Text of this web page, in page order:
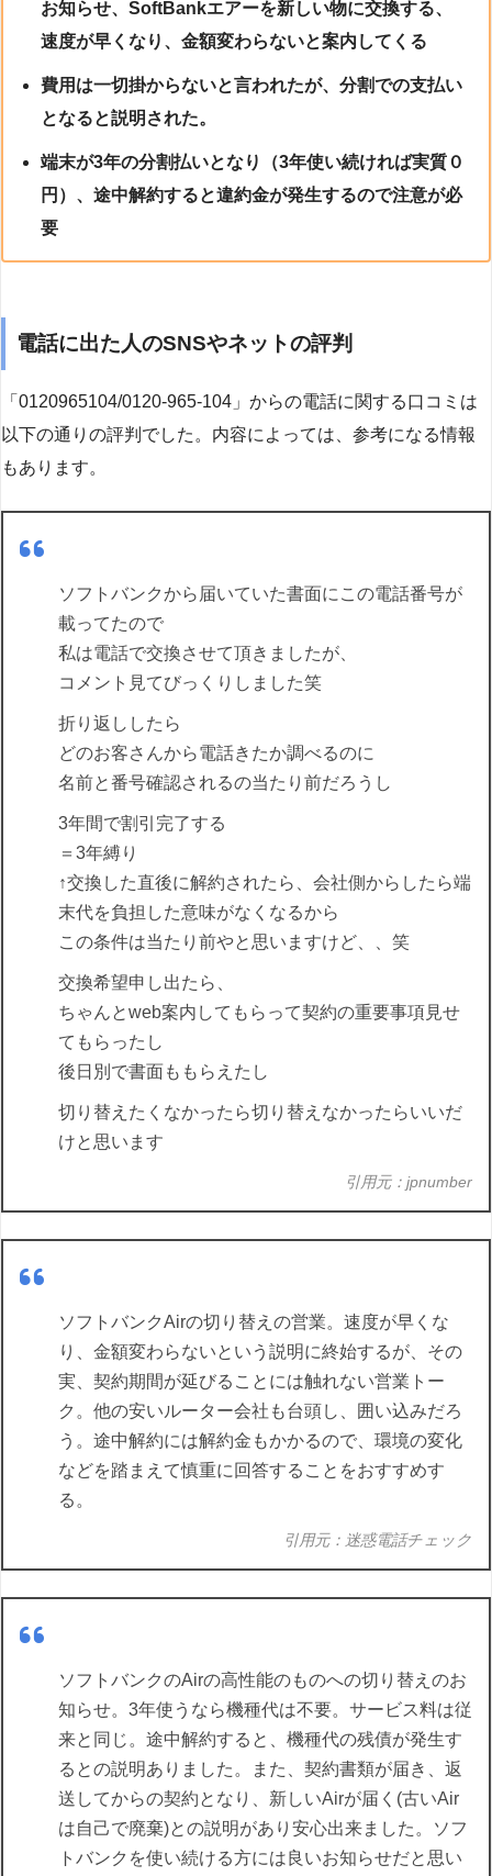
お知らせ、SoftBankエアーを新しい物に交換する、
速度が早くなり、金額変わらないと案内してくる
費用は一切掛からないと言われたが、分割での支払い
となると説明された。
端末が3年の分割払いとなり（3年使い続ければ実質０
円）、途中解約すると違約金が発生するので注意が必
要
電話に出た人のSNSやネットの評判
「0120965104/0120-965-104」からの電話に関する口コミは
以下の通りの評判でした。内容によっては、参考になる情報
もあります。
ソフトバンクから届いていた書面にこの電話番号が
載ってたので
私は電話で交換させて頂きましたが、
コメント見てびっくりしました笑
折り返ししたら
どのお客さんから電話きたか調べるのに
名前と番号確認されるの当たり前だろうし
3年間で割引完了する
＝3年縛り
↑交換した直後に解約されたら、会社側からしたら端
末代を負担した意味がなくなるから
この条件は当たり前やと思いますけど、、笑
交換希望申し出たら、
ちゃんとweb案内してもらって契約の重要事項見せ
てもらったし
後日別で書面ももらえたし
切り替えたくなかったら切り替えなかったらいいだ
けと思います
引用元：jpnumber
ソフトバンクAirの切り替えの営業。速度が早くな
り、金額変わらないという説明に終始するが、その
実、契約期間が延びることには触れない営業トー
ク。他の安いルーター会社も台頭し、囲い込みだろ
う。途中解約には解約金もかかるので、環境の変化
などを踏まえて慎重に回答することをおすすめす
る。
引用元：迷惑電話チェック
ソフトバンクのAirの高性能のものへの切り替えのお
知らせ。3年使うなら機種代は不要。サービス料は従
来と同じ。途中解約すると、機種代の残債が発生す
るとの説明ありました。また、契約書類が届き、返
送してからの契約となり、新しいAirが届く(古いAir
は自己で廃棄)との説明があり安心出来ました。ソフ
トバンクを使い続ける方には良いお知らせだと思い